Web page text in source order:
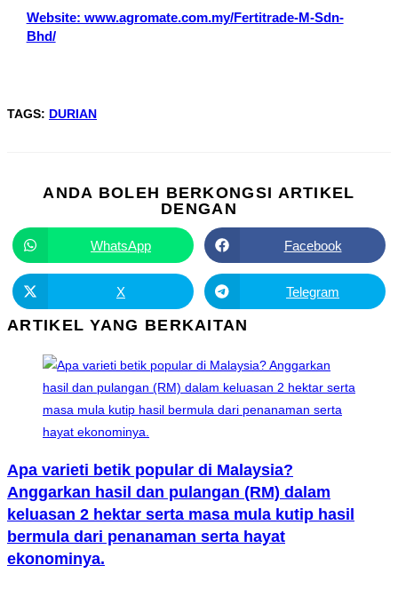
Website: www.agromate.com.my/Fertitrade-M-Sdn-
Bhd/
TAGS: DURIAN
ANDA BOLEH BERKONGSI ARTIKEL
DENGAN
WhatsApp Facebook
X Telegram
ARTIKEL YANG BERKAITAN
Apa varieti betik popular di Malaysia?
Anggarkan hasil dan pulangan (RM) dalam
keluasan 2 hektar serta masa mula kutip hasil
bermula dari penanaman serta hayat
ekonominya.